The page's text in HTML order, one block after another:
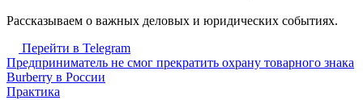
Рассказываем о важных деловых и юридических событиях.
Перейти в Telegram
Предприниматель не смог прекратить охрану товарного знака
Burberry в России
Практика